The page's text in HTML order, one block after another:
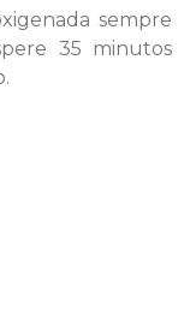
sempre
35 minutos